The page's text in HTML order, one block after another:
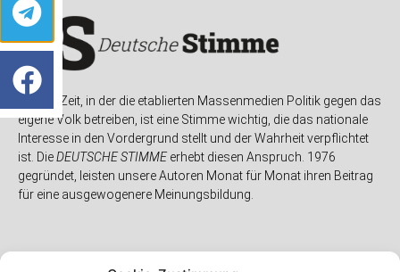
In einer Zeit, in der die etablierten Massenmedien Politik gegen das
eigene Volk betreiben, ist eine Stimme wichtig, die das nationale
Interesse in den Vordergrund stellt und der Wahrheit verpflichtet
ist. DieDEUTSCHE STIMMEerhebt diesen Anspruch. 1976
gegründet, leisten unsere Autoren Monat für Monat ihren Beitrag
für eine ausgewogenere Meinungsbildung.